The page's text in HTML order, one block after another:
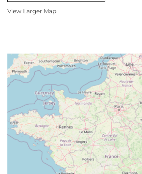
View Larger Map